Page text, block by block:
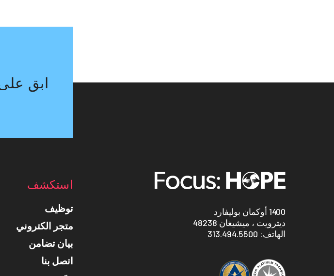
ابق
1400 أوكمان بوليفارد
ديترويت ، ميشيغان 48238
الهاتف: 313.494.5500
استكشف
توظيف
متجر الكتروني
بيان تضامن
اتصل بنا